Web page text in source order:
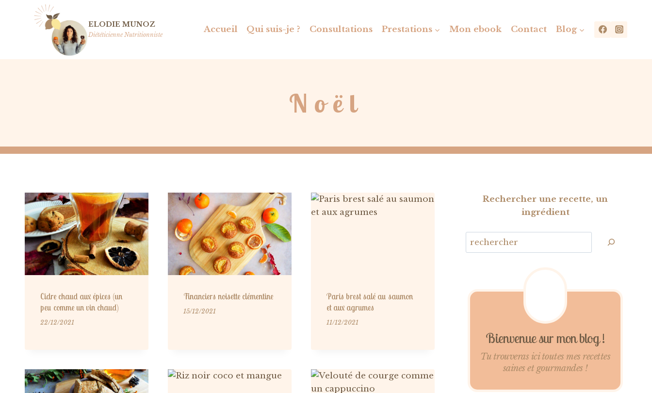
ELODIE MUNOZ
Diététicienne Nutritionniste Accueil Qui suis-je ? Consultations Prestations Mon ebook Contact Blog
Noël
Cidre chaud aux épices (un
peu comme un vin chaud)
22/12/2021
Financiers noisette clémentine
15/12/2021
Paris brest salé au saumon
et aux agrumes
11/12/2021
Rechercher une recette, un
ingrédient
Bienvenue sur mon blog !
Tu trouveras ici toutes mes recettes
saines et gourmandes !